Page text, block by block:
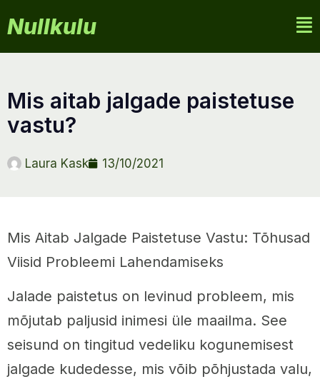
Nullkulu
mis aitab jalgade paistetuse
vastu?
Laura Kask 13/10/2021
Mis Aitab Jalgade Paistetuse Vastu: Tõhusad
Viisid Probleemi Lahendamiseks
Jalade paistetus on levinud probleem, mis
mõjutab paljusid inimesi üle maailma. See
seisund on tingitud vedeliku kogunemisest
jalgade kudedesse, mis võib põhjustada valu,